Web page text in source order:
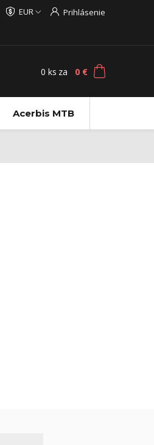
EUR Prihlásenie
0 ks za 0 €
Acerbis MTB